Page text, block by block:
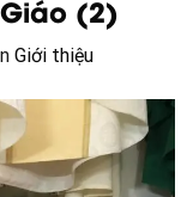
(2)
Giới thiệu